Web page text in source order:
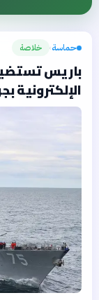
حماسة› خلاصة
باريس
الإلكترونية بجوائز 75